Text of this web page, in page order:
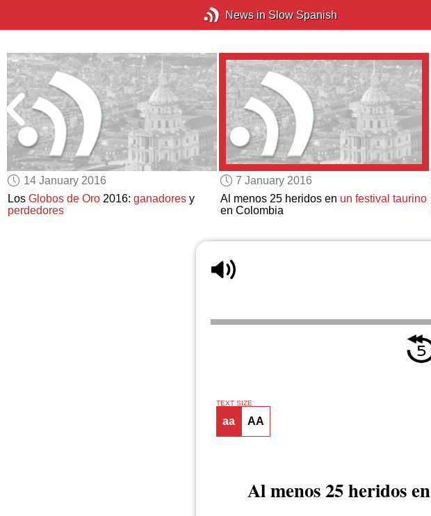
News in Slow Spanish
14 January 2016
LosGlobos de Oro 2016:ganadores y
perdedores
7 January 2016
Al menos 25 heridos en un festival taurino
en Colombia
TEXT SIZE
aa AA
Al menos 25 heridos en